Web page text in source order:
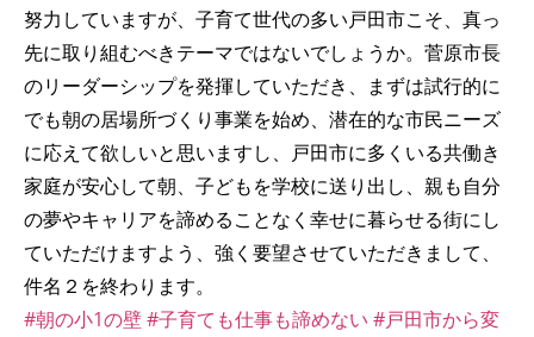
努力していますが、子育て世代の多い戸田市こそ、真っ
先に取り組むべきテーマではないでしょうか。菅原市長
のリーダーシップを発揮していただき、まずは試行的に
でも朝の居場所づくり事業を始め、潜在的な市民ニーズ
に応えて欲しいと思いますし、戸田市に多くいる共働き
家庭が安心して朝、子どもを学校に送り出し、親も自分
の夢やキャリアを諦めることなく幸せに暮らせる街にし
ていただけますよう、強く要望させていただきまして、
件名２を終わります。
#朝の小1の壁#子育ても仕事も諦めない #戸田市から変